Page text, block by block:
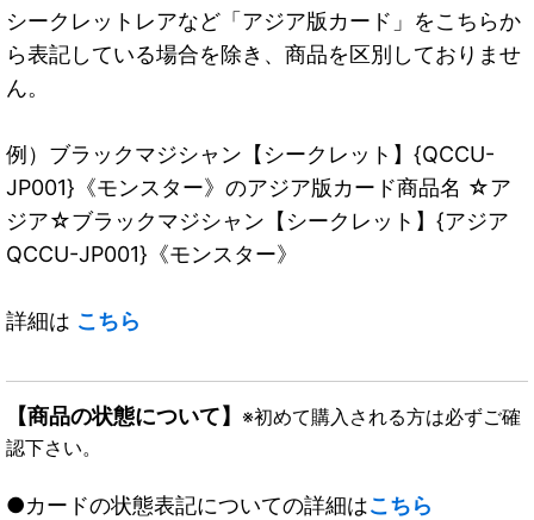
シークレットレアなど「アジア版カード」をこちらか
ら表記している場合を除き、商品を区別しておりませ
ん。
例）ブラックマジシャン【シークレット】{QCCU-
JP001}《モンスター》のアジア版カード商品名 ☆ア
ジア☆ブラックマジシャン【シークレット】{アジア
QCCU-JP001}《モンスター》
詳細は こちら
【商品の状態について】 ※初めて購入される方は必ずご確
認下さい。
●カードの状態表記についての詳細はこちら